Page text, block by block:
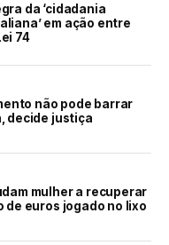
da ‘cidadania
em ação entre
74
não pode barrar
decide justiça
mulher a recuperar
de euros jogado no lixo